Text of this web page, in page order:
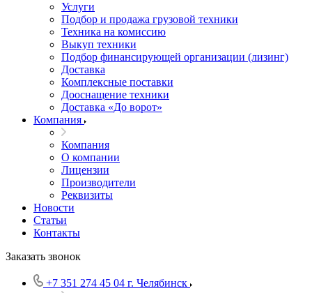
Услуги
Подбор и продажа грузовой техники
Техника на комиссию
Выкуп техники
Подбор финансирующей организации (лизинг)
Доставка
Комплексные поставки
Дооснащение техники
Доставка «До ворот»
Компания
Компания
О компании
Лицензии
Производители
Реквизиты
Новости
Статьи
Контакты
Заказать звонок
+7 351 274 45 04 г. Челябинск